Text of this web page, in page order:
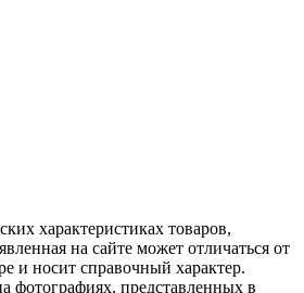
характеристиках товаров,
на сайте может отличаться от
и носит справочный характер.
фотографиях, представленных в